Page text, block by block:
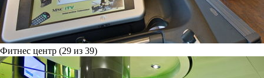
Фитнес центр (29 из 39)